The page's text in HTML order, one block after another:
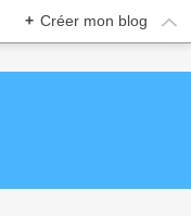
+ Créer mon blog